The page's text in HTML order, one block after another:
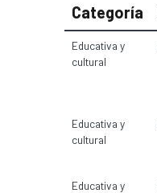
Categoría
Educativa y
cultural
Educativa y
cultural
Educativa y